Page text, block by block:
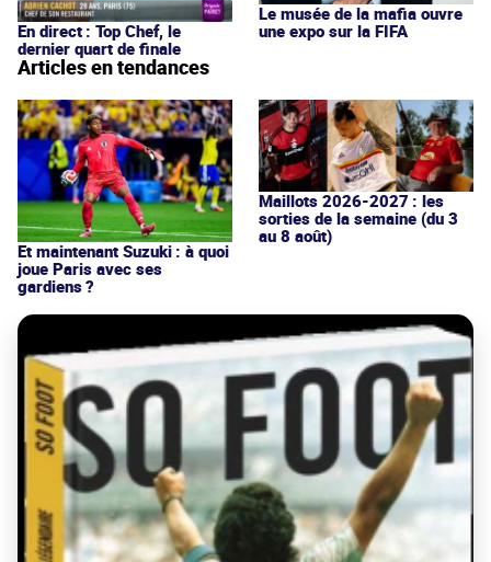
En direct : Top Chef, le
dernier quart de finale
Le musée de la mafia ouvre
une expo sur la FIFA
Articles en tendances
Et maintenant Suzuki : à quoi
joue Paris avec ses
gardiens ?
Maillots 2026-2027 : les
sorties de la semaine (du 3
au 8 août)